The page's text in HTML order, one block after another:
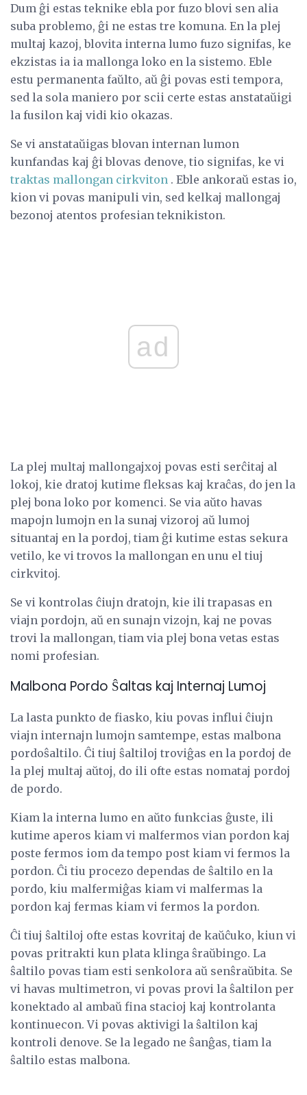
Dum ĝi estas teknike ebla por fuzo blovi sen alia
suba problemo, ĝi ne estas tre komuna. En la plej
multaj kazoj, blovita interna lumo fuzo signifas, ke
ekzistas ia ia mallonga loko en la sistemo. Eble
estu permanenta faŭlto, aŭ ĝi povas esti tempora,
sed la sola maniero por scii certe estas anstataŭigi
la fusilon kaj vidi kio okazas.
Se vi anstataŭigas blovan internan lumon
kunfandas kaj ĝi blovas denove, tio signifas, ke vi
traktas mallongan cirkviton . Eble ankoraŭ estas io,
kion vi povas manipuli vin, sed kelkaj mallongaj
bezonoj atentos profesian teknikiston.
ad
La plej multaj mallongajxoj povas esti serĉitaj al
lokoj, kie dratoj kutime fleksas kaj kraĉas, do jen la
plej bona loko por komenci. Se via aŭto havas
mapojn lumojn en la sunaj vizoroj aŭ lumoj
situantaj en la pordoj, tiam ĝi kutime estas sekura
vetilo, ke vi trovos la mallongan en unu el tiuj
cirkvitoj.
Se vi kontrolas ĉiujn dratojn, kie ili trapasas en
viajn pordojn, aŭ en sunajn vizojn, kaj ne povas
trovi la mallongan, tiam via plej bona vetas estas
nomi profesian.
Malbona Pordo Ŝaltas kaj Internaj Lumoj
La lasta punkto de fiasko, kiu povas influi ĉiujn
viajn internajn lumojn samtempe, estas malbona
pordoŝaltilo. Ĉi tiuj ŝaltiloj troviĝas en la pordoj de
la plej multaj aŭtoj, do ili ofte estas nomataj pordoj
de pordo.
Kiam la interna lumo en aŭto funkcias ĝuste, ili
kutime aperos kiam vi malfermos vian pordon kaj
poste fermos iom da tempo post kiam vi fermos la
pordon. Ĉi tiu procezo dependas de ŝaltilo en la
pordo, kiu malfermiĝas kiam vi malfermas la
pordon kaj fermas kiam vi fermos la pordon.
Ĉi tiuj ŝaltiloj ofte estas kovritaj de kaŭĉuko, kiun vi
povas pritrakti kun plata klinga ŝraŭbingo. La
ŝaltilo povas tiam esti senkolora aŭ senŝraŭbita. Se
vi havas multimetron, vi povas provi la ŝaltilon per
konektado al ambaŭ fina stacioj kaj kontrolanta
kontinuecon. Vi povas aktivigi la ŝaltilon kaj
kontroli denove. Se la legado ne ŝanĝas, tiam la
ŝaltilo estas malbona.